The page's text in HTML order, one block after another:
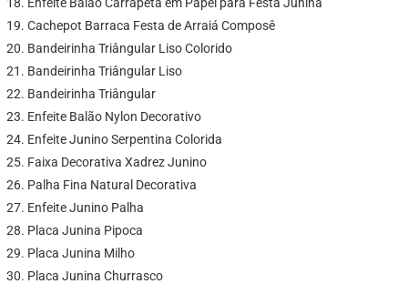
Cachepot Barraca Festa de Arraiá Composê
Bandeirinha Triângular Liso Colorido
Bandeirinha Triângular Liso
Bandeirinha Triângular
Enfeite Balão Nylon Decorativo
Enfeite Junino Serpentina Colorida
Faixa Decorativa Xadrez Junino
Palha Fina Natural Decorativa
Enfeite Junino Palha
Placa Junina Pipoca
Placa Junina Milho
Placa Junina Churrasco